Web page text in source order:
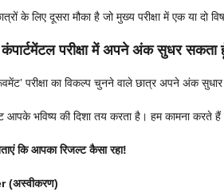
के लिए दूसरा मौका है जो मुख्य परीक्षा में एक या दो
परीक्षा में अपने अंक सुधर सकता
परीक्षा का विकल्प चुनने वाले छात्र अपने अंक
आपके भविष्य की दिशा तय करता है। हम कामना करते हैं
कि आपका रिजल्ट कैसा रहा!
(अस्वीकरण)